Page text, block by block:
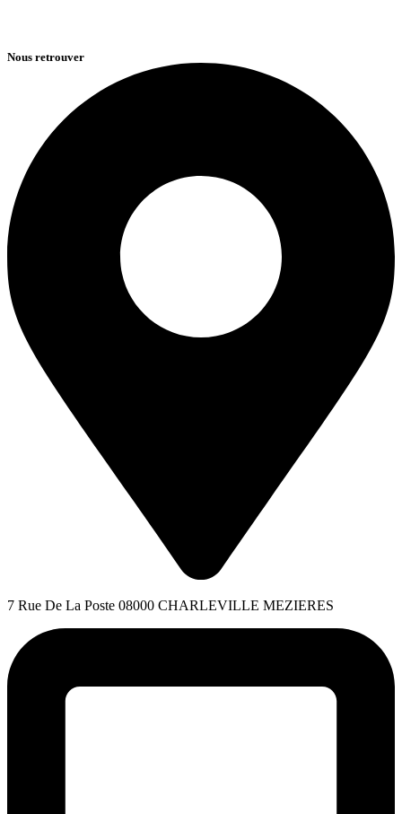
Nous retrouver
7 Rue De La Poste 08000 CHARLEVILLE MEZIERES